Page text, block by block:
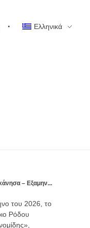
Ελληνικά
– Εξαμην...
του 2026, το
Ρόδου